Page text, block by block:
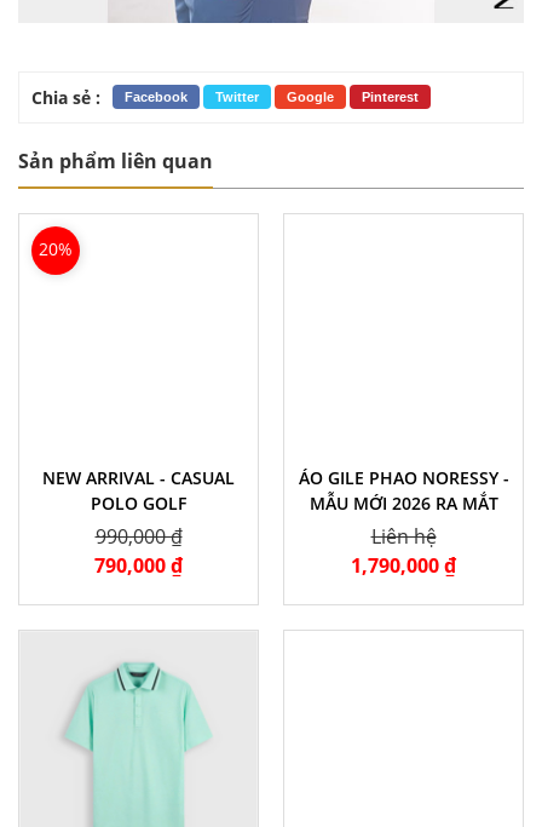
Chia sẻ : Facebook Twitter Google Pinterest
Sản phẩm liên quan
20%
NEW ARRIVAL - CASUAL
POLO GOLF
990,000 ₫
790,000 ₫
ÁO GILE PHAO NORESSY -
MẪU MỚI 2026 RA MẮT
Liên hệ
1,790,000 ₫